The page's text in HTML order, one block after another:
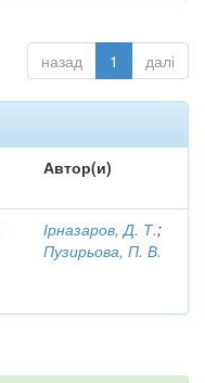
назад 1 далі
Автор(и)
Ірназаров, Д. Т.;
Пузирьова, П. В.